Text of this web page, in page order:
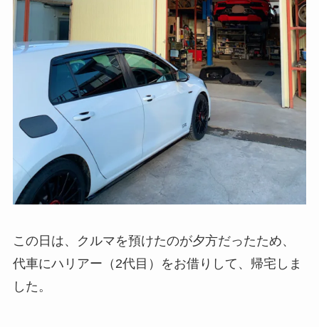
この日は、クルマを預けたのが夕方だったため、
代車にハリアー（2代目）をお借りして、帰宅しま
した。